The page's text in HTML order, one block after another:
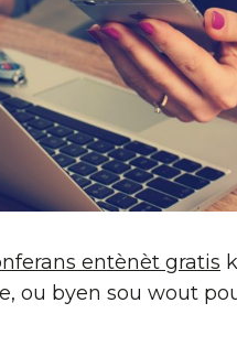
entènèt gratis
ou byen sou wout